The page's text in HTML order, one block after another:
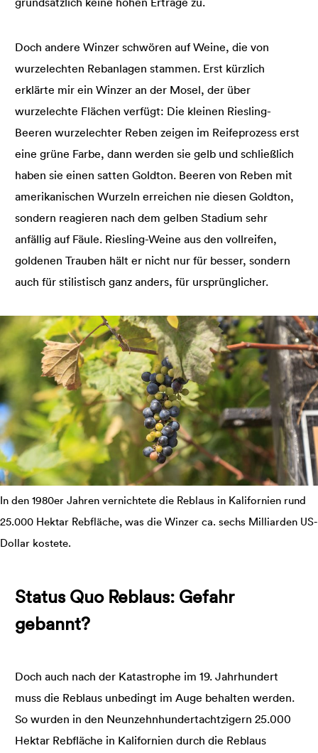
Doch andere Winzer schwören auf Weine, die von
wurzelechten Rebanlagen stammen. Erst kürzlich
erklärte mir ein Winzer an der Mosel, der über
wurzelechte Flächen verfügt: Die kleinen Riesling-
Beeren wurzelechter Reben zeigen im Reifeprozess erst
eine grüne Farbe, dann werden sie gelb und schließlich
haben sie einen satten Goldton. Beeren von Reben mit
amerikanischen Wurzeln erreichen nie diesen Goldton,
sondern reagieren nach dem gelben Stadium sehr
anfällig auf Fäule. Riesling-Weine aus den vollreifen,
goldenen Trauben hält er nicht nur für besser, sondern
auch für stilistisch ganz anders, für ursprünglicher.
In den 1980er Jahren vernichtete die Reblaus in Kalifornien rund
25.000 Hektar Rebfläche, was die Winzer ca. sechs Milliarden US-
Dollar kostete.
Status Quo Reblaus: Gefahr
gebannt?
Doch auch nach der Katastrophe im 19. Jahrhundert
muss die Reblaus unbedingt im Auge behalten werden.
So wurden in den Neunzehnhundertachtzigern 25.000
Hektar Rebfläche in Kalifornien durch die Reblaus